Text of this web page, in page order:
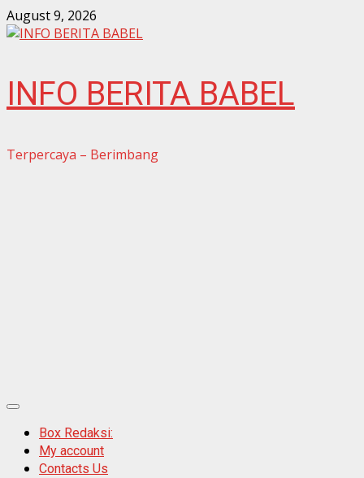
Skip
to
August 9, 2026
INFO BERITA BABEL
Terpercaya – Berimbang
Primary
MenuBox Redaksi:
My account
Contacts Us